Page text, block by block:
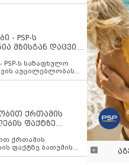
- PSP-ს
მზისგან დაცვის
PSP-ს საზაფხულო
აუცილებლობას
ქრთამის
ფაქტზე
ფაქტზე ბათუმის
დააკავა